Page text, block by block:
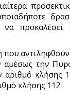
προκαλέσει
που
αμέσως την
αριθμό κλήσης
κλήσης 112